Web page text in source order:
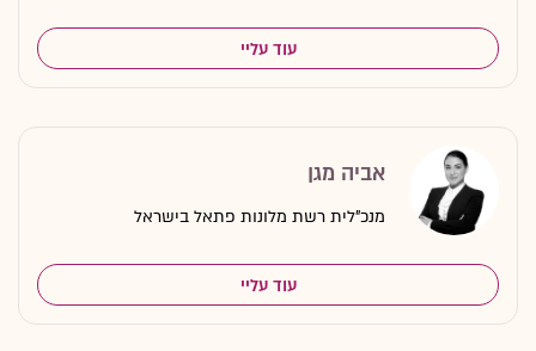
עוד עליי
אביה מגן
מנכ"לית רשת מלונות פתאל בישראל
עוד עליי